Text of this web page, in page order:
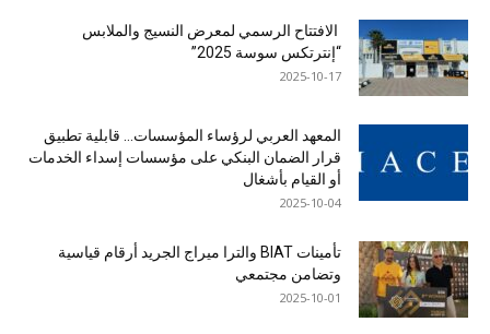
الافتتاح الرسمي لمعرض النسيج والملابس
“إنترتكس سوسة 2025”
2025-10-17
المعهد العربي لرؤساء المؤسسات… قابلية تطبيق
قرار الضمان البنكي على مؤسسات إسداء الخدمات
أو القيام بأشغال
2025-10-04
تأمينات BIAT والترا ميراج الجريد أرقام قياسية
وتضامن مجتمعي
2025-10-01